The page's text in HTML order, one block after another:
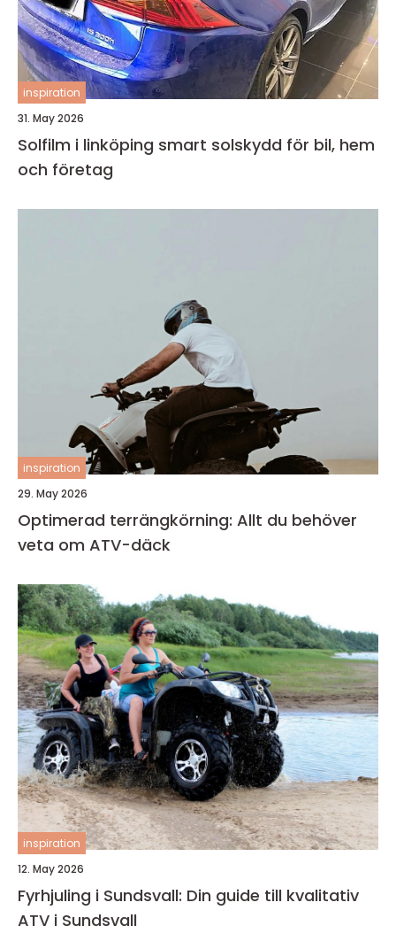
inspiration
31. May 2026
Solfilm i linköping smart solskydd för bil, hem
och företag
inspiration
29. May 2026
Optimerad terrängkörning: Allt du behöver
veta om ATV-däck
inspiration
12. May 2026
Fyrhjuling i Sundsvall: Din guide till kvalitativ
ATV i Sundsvall